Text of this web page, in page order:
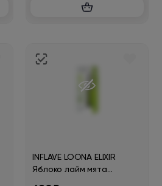
INFLAVE LOONA ELIXIR
Яблоко лайм мята